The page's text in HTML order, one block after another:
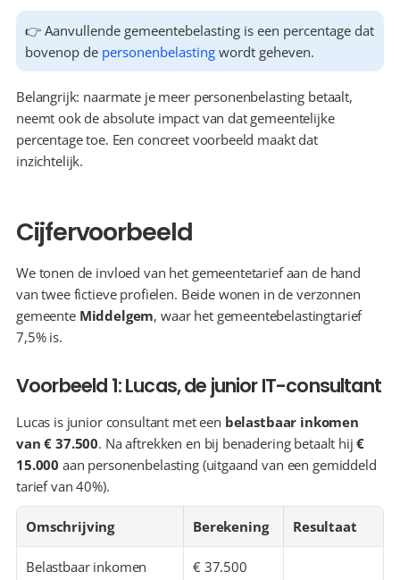
👉 Aanvullende gemeentebelasting is een percentage dat
bovenop de personenbelasting wordt geheven.
Belangrijk: naarmate je meer personenbelasting betaalt,
neemt ook de absolute impact van dat gemeentelijke
percentage toe. Een concreet voorbeeld maakt dat
inzichtelijk.
Cijfervoorbeeld
We tonen de invloed van het gemeentetarief aan de hand
van twee fictieve profielen. Beide wonen in de verzonnen
gemeente Middelgem, waar het gemeentebelastingtarief
7,5% is.
Voorbeeld 1: Lucas, de junior IT-consultant
Lucas is junior consultant met een belastbaar inkomen
van € 37.500. Na aftrekken en bij benadering betaalt hij €
15.000 aan personenbelasting (uitgaand van een gemiddeld
tarief van 40%).
Omschrijving Berekening Resultaat
Belastbaar inkomen € 37.500